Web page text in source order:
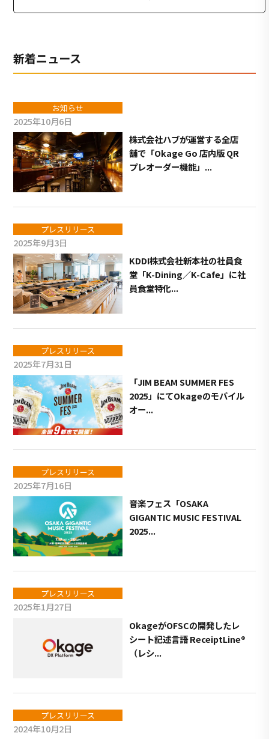
新着ニュース
お知らせ
2025年10月6日
株式会社ハブが運営する全店
舗で「Okage Go 店内版 QR
プレオーダー機能」...
プレスリリース
2025年9月3日
KDDI株式会社新本社の社員食
堂「K-Dining／K-Cafe」に社
員食堂特化...
プレスリリース
2025年7月31日
「JIM BEAM SUMMER FES
2025」にてOkageのモバイル
オー...
プレスリリース
2025年7月16日
音楽フェス「OSAKA
GIGANTIC MUSIC FESTIVAL
2025...
プレスリリース
2025年1月27日
OkageがOFSCの開発したレ
シート記述言語 ReceiptLine®
（レシ...
プレスリリース
2024年10月2日